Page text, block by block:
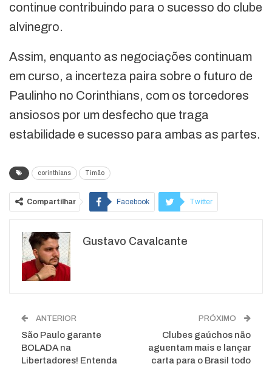
continue contribuindo para o sucesso do clube
alvinegro.
Assim, enquanto as negociações continuam
em curso, a incerteza paira sobre o futuro de
Paulinho no Corinthians, com os torcedores
ansiosos por um desfecho que traga
estabilidade e sucesso para ambas as partes.
corinthians Timão
Compartilhar Facebook Twitter
WhatsApp
Gustavo Cavalcante
ANTERIOR
São Paulo garante
BOLADA na
Libertadores! Entenda
PRÓXIMO
Clubes gaúchos não
aguentam mais e lançar
carta para o Brasil todo